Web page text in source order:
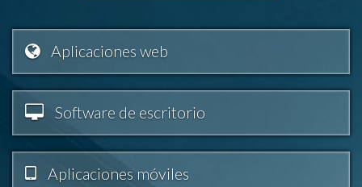
Aplicaciones web
Software de escritorio
Aplicaciones móviles